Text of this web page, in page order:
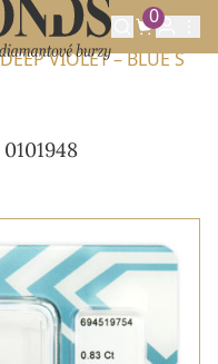
0
VIOLET – BLUE S
0101948